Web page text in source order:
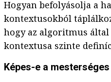
Hogyan befolyásolja a
kontextusokból
hogy az algoritmus
kontextusa szinte
Képes-e a